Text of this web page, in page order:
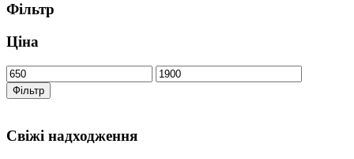
Фільтр
Ціна
Фільтр
Свіжі надходження